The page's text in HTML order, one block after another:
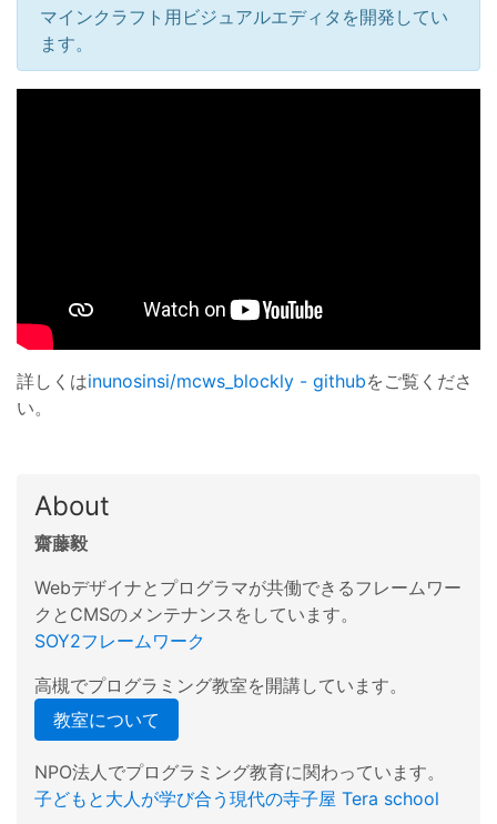
マインクラフト用ビジュアルエディタを開発してい
ます。
詳しくはinunosinsi/mcws_blockly - githubをご覧くださ
い。
About
齋藤毅
Webデザイナとプログラマが共働できるフレームワー
クとCMSのメンテナンスをしています。
SOY2フレームワーク
高槻でプログラミング教室を開講しています。
教室について
NPO法人でプログラミング教育に関わっています。
子どもと大人が学び合う現代の寺子屋 Tera school